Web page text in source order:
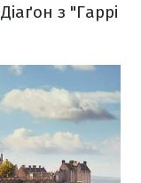
з "Гаррі